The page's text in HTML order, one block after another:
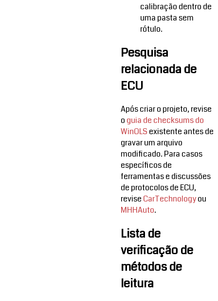
calibração dentro de
uma pasta sem
rótulo.
Pesquisa
relacionada de
ECU
Após criar o projeto, revise
o guia de checksums do
WinOLS existente antes de
gravar um arquivo
modificado. Para casos
específicos de
ferramentas e discussões
de protocolos de ECU,
revise CarTechnologyou
MHHAuto.
Lista de
verificação de
métodos de
leitura